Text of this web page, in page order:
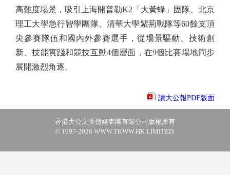
高難度場景，吸引上海開普勒K2「大黃蜂」團隊、北京
理工大學急行智學團隊、清華大學紫荊戰隊等60餘支頂
尖參賽隊伍和國內外參賽選手，從場景驅動、技術創
新、技能實踐和競技互動4個層面，在9個比賽場地同步
展開激烈角逐。
讀大公報PDF版面
香港大公文匯傳媒集團有限公司版權所有
© 1997-2026 WWW.TKWW.HK LIMITED.